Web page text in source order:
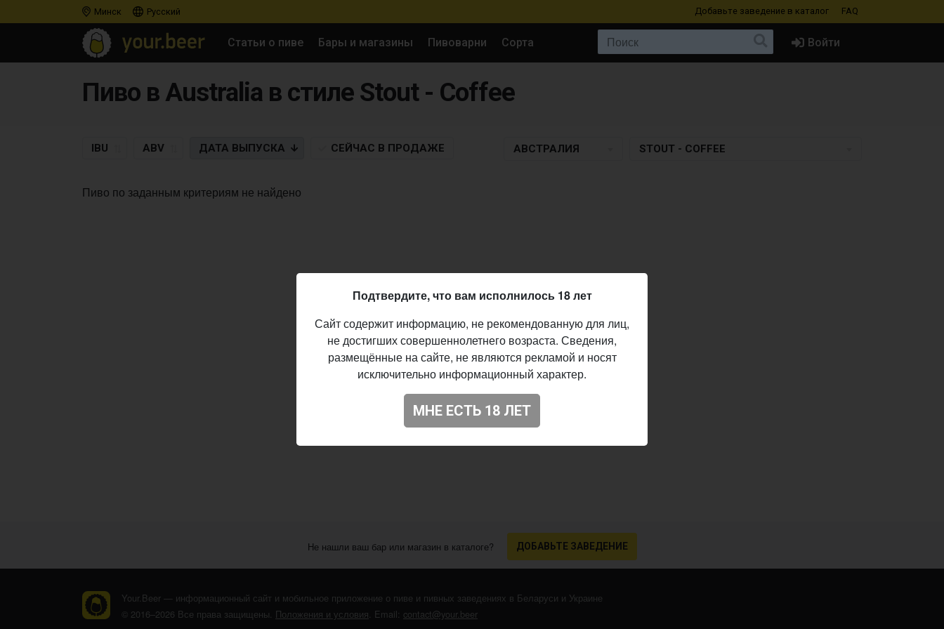
Минск Русский Добавьте заведение в каталог FAQ
Статьи о пиве Бары и магазины Пивоварни Сорта Войти
Пиво в Australia в стиле Stout - Coffee
IBU ABV ДАТА ВЫПУСКА СЕЙЧАС В ПРОДАЖЕ АВСТРАЛИЯ STOUT - COFFEE
Пиво по заданным критериям не найдено
Не нашли ваш бар или магазин в каталоге? ДОБАВЬТЕ ЗАВЕДЕНИЕ
Your.Beer — информационный сайт и мобильное приложение о пиве и пивных заведениях в Беларуси и Украине
© 2016–2026 Все права защищены. Положения и условия. Email: contact@your.beer
Подтвердите, что вам исполнилось 18 лет
Сайт содержит информацию, не рекомендованную для лиц,
не достигших совершеннолетнего возраста. Сведения,
размещённые на сайте, не являются рекламой и носят
исключительно информационный характер.
МНЕ ЕСТЬ 18 ЛЕТ